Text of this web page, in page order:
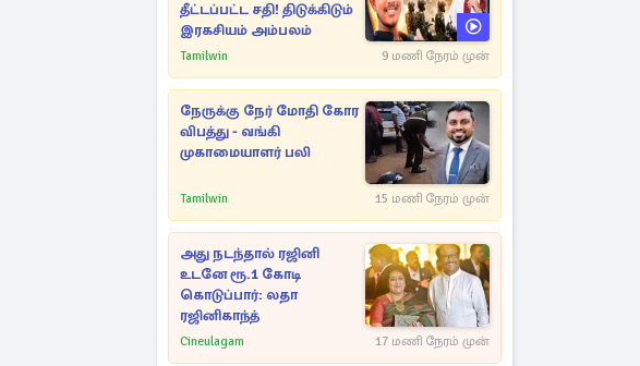
தீட்டப்பட்ட சதி! திடுக்கிடும்
இரகசியம் அம்பலம்
Tamilwin 9 மணி நேரம் முன்
நேருக்கு நேர் மோதி கோர
விபத்து - வங்கி
முகாமையாளர் பலி
Tamilwin 15 மணி நேரம் முன்
அது நடந்தால் ரஜினி
உடனே ரூ.1 கோடி
கொடுப்பார்: லதா
ரஜினிகாந்த்
Cineulagam 17 மணி நேரம் முன்